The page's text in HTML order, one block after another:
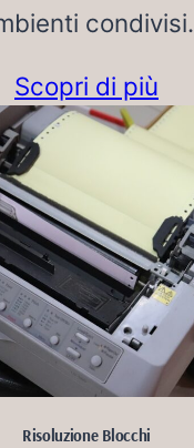
condivisi.
Scopri di più
Risoluzione Blocchi